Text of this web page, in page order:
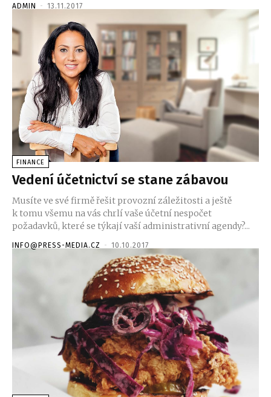
ADMIN - 13.11.2017
FINANCE
Vedení účetnictví se stane zábavou
Musíte ve své firmě řešit provozní záležitosti a ještě
k tomu všemu na vás chrlí vaše účetní nespočet
požadavků, které se týkají vaší administrativní agendy?...
INFO@PRESS-MEDIA.CZ - 10.10.2017